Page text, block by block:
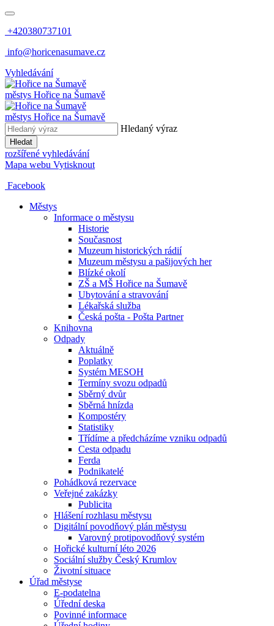
+420380737101
info@horicenasumave.cz
Vyhledávání
městys Hořice na Šumavě
městys Hořice na Šumavě
Hledaný výraz
Hledat
rozšířené vyhledávání
Mapa webu Vytisknout
Facebook
Městys
Informace o městysu
Historie
Současnost
Muzeum historických rádií
Muzeum městysu a pašijových her
Blízké okolí
ZŠ a MŠ Hořice na Šumavě
Ubytování a stravování
Lékařská služba
Česká pošta - Pošta Partner
Knihovna
Odpady
Aktuálně
Poplatky
Systém MESOH
Termíny svozu odpadů
Sběrný dvůr
Sběrná hnízda
Kompostéry
Statistiky
Třídíme a předcházíme vzniku odpadů
Cesta odpadu
Ferda
Podnikatelé
Pohádková rezervace
Veřejné zakázky
Publicita
Hlášení rozhlasu městysu
Digitální povodňový plán městysu
Varovný protipovodňový systém
Hořické kulturní léto 2026
Sociální služby Český Krumlov
Životní situace
Úřad městyse
E-podatelna
Úřední deska
Povinné informace